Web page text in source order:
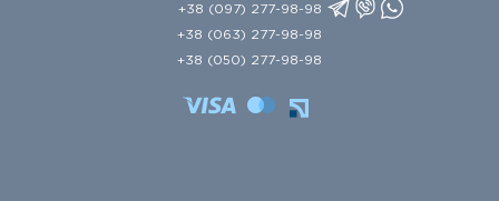
+38 (097) 277-98-98
+38 (063) 277-98-98
+38 (050) 277-98-98